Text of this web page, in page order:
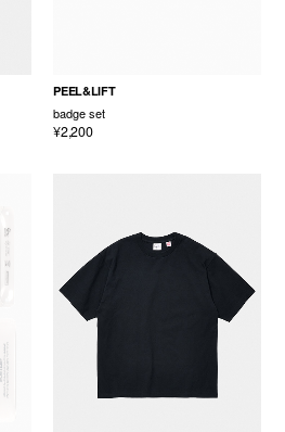
PEEL&LIFT
badge set
¥2,200